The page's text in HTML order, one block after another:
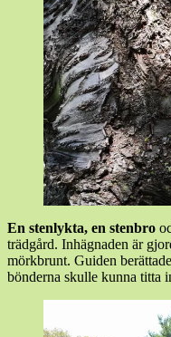
En stenlykta, en stenbro
trädgård. Inhägnaden är
mörkbrunt. Guiden
bönderna skulle kunna titta